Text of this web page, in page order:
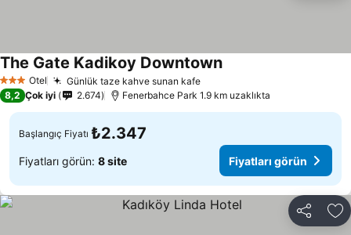
3 YıldızOtel Günlük taze kahve sunan kafe
The Gate Kadikoy Downtown
8,2 Çok iyi 2.674 Fenerbahce Park 1.9 km uzaklıkta
Başlangıç Fiyatı ₺2.347
Fiyatları görün: 8 site Fiyatları görün
Paylaş